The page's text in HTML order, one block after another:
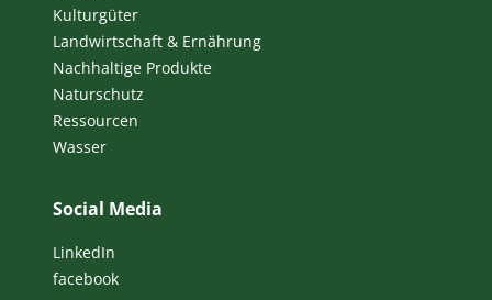
Kulturgüter
Landwirtschaft & Ernährung
Nachhaltige Produkte
Naturschutz
Ressourcen
Wasser
Social Media
LinkedIn
facebook